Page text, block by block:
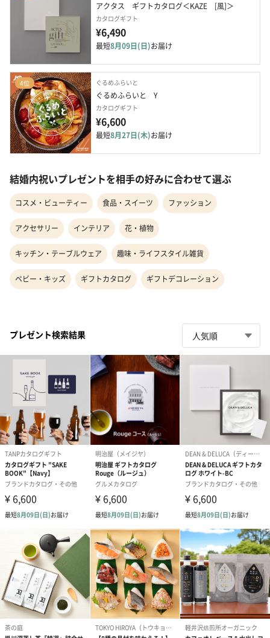
アクタス　ギフトカタログ＜KAZE　[風]＞
カタログギフト
¥6,490
最短8月09日(日)お届け
4位 ぐるめふらいと
ぐるめふらいと　Y
カタログギフト
¥6,600
最短8月27日(木)お届け
結婚内祝いプレゼントを相手の好みに合わせて選ぶ
コスメ・ビューティー 食品・スイーツ ファッション
アクセサリー インテリア 花・植物
キッチン・テーブルウェア 趣味・ライフスタイル雑貨
ベビー・キッズ ギフトカタログ ギフトデコレーション
プレゼント検索結果